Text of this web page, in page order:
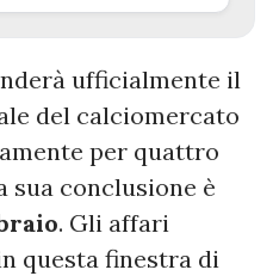
ufficialmente il
del calciomercato
per quattro
sua conclusione è
. Gli affari
questa finestra di